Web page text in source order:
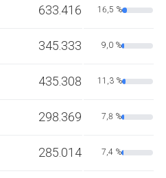
633.416 16,5 %
345.333 9,0 %
435.308 11,3 %
298.369 7,8 %
285.014 7,4 %